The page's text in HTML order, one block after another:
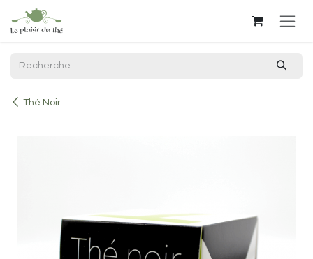
Se rendre au contenu
Thé Noir